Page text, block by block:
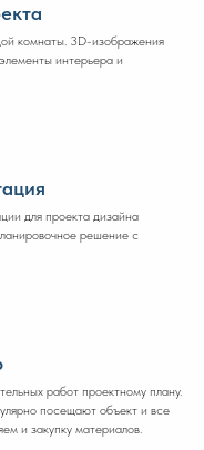
комнаты. 3D-изображения
интерьера и
для проекта дизайна
решение с
работ проектному плану.
посещают объект и все
и закупку материалов.